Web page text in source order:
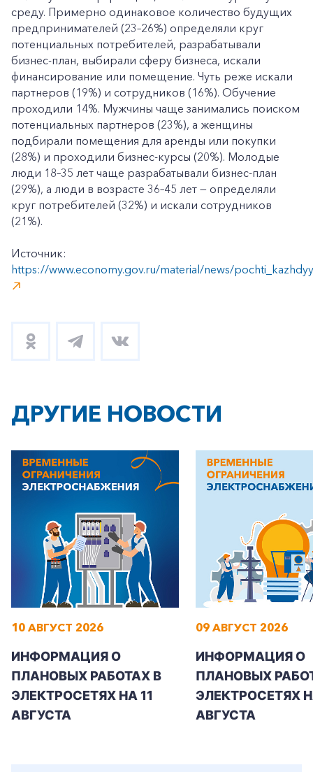
+7-800-700-24-57
Заказать обратный звонок
Частным клиентам
Корпоративным клиентам
среду. Примерно одинаковое количество будущих
предпринимателей (23–26%) определяли круг
потенциальных потребителей, разрабатывали
бизнес-план, выбирали сферу бизнеса, искали
финансирование или помещение. Чуть реже искали
партнеров (19%) и сотрудников (16%). Обучение
проходили 14%. Мужчины чаще занимались поиском
потенциальных партнеров (23%), а женщины
подбирали помещения для аренды или покупки
(28%) и проходили бизнес-курсы (20%). Молодые
люди 18–35 лет чаще разрабатывали бизнес-план
(29%), а люди в возрасте 36–45 лет — определяли
круг потребителей (32%) и искали сотрудников
(21%).
Источник:
https://www.economy.gov.ru/material/news/
ДРУГИЕ НОВОСТИ
10 АВГУСТ 2026
ИНФОРМАЦИЯ О
ПЛАНОВЫХ РАБОТАХ В
ЭЛЕКТРОСЕТЯХ НА 11
АВГУСТА
09 АВГУСТ 2026
ИНФОРМАЦИЯ О
ПЛАНОВЫХ
ЭЛЕКТРОСЕТЯХ
АВГУСТА